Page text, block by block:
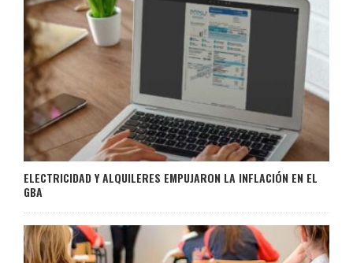
ELECTRICIDAD Y ALQUILERES EMPUJARON LA INFLACIÓN EN EL
GBA